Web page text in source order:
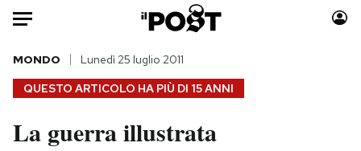
HOME
Italia
Moda
QUESTO ARTICOLO HA PIÙ DI 15 ANNI
MONDO Lunedì 25 luglio 2011
La guerra illustrata